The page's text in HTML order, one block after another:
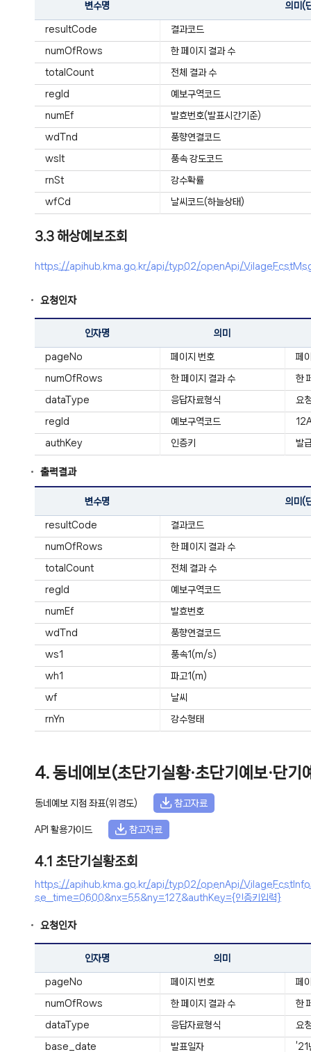
변수명 의미(
resultCode 결과코드
numOfRows 한 페이지 결과 수
totalCount 전체 결과 수
regId 예보구역코드
numEf 발효번호(발표시간기준)
wdTnd 풍향연결코드
wsIt 풍속 강도코드
rnSt 강수확률
wfCd 날씨코드(하늘상태)
3.3 해상예보조회
https://apihub.kma.go.kr/api/typ02/openApi/
요청인자
인자명 의미
pageNo 페이지 번호 페
numOfRows 한 페이지 결과 수 한
dataType 응답자료형식 요
regId 예보구역코드
authKey 인증키 발
출력결과
변수명 의미(
resultCode 결과코드
numOfRows 한 페이지 결과 수
totalCount 전체 결과 수
regId 예보구역코드
numEf 발효번호
wdTnd 풍향연결코드
ws1 풍속1(m/s)
wh1 파고1(m)
wf 날씨
rnYn 강수형태
4. 동네예보(초단기실황·초단기예보·단기
동네예보 지점 좌표(위경도) 참고자료
API 활용가이드 참고자료
4.1 초단기실황조회
https://apihub.kma.go.kr/api/typ02/openApi/
se_time=0600&nx=55&ny=127&authKey={인증키입력}
요청인자
인자명 의미
pageNo 페이지 번호 페
numOfRows 한 페이지 결과 수 한
dataType 응답자료형식 요
base_date 발표일자